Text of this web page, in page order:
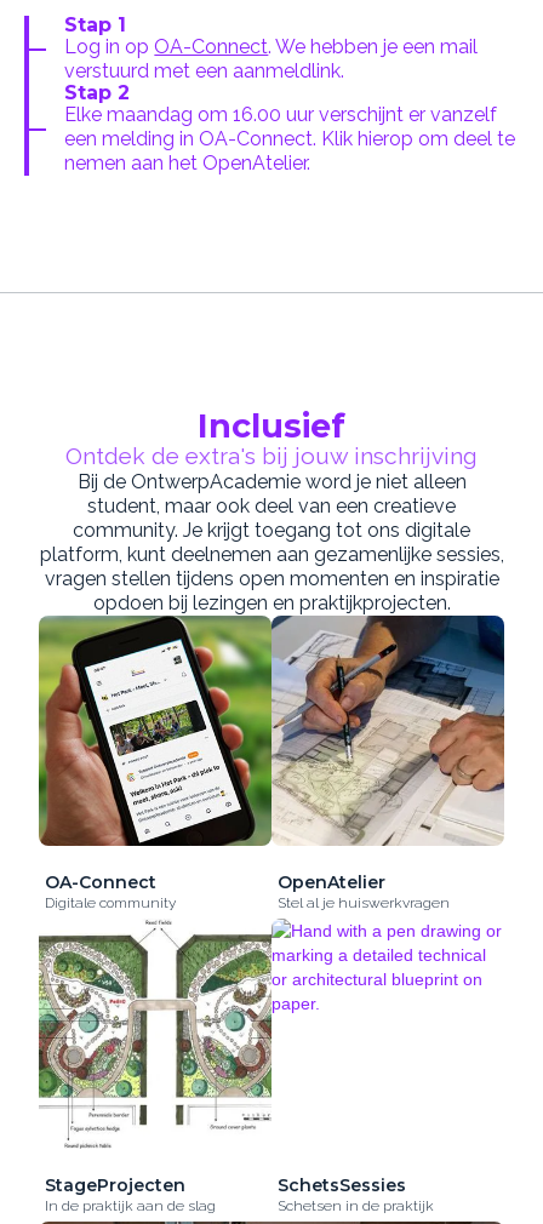
Stap 1
Log in op OA-Connect. We hebben je een mail
verstuurd met een aanmeldlink.
Stap 2
Elke maandag om 16.00 uur verschijnt er vanzelf
een melding in OA-Connect. Klik hierop om deel te
nemen aan het OpenAtelier.
Inclusief
Ontdek de extra's bij jouw inschrijving
Bij de OntwerpAcademie word je niet alleen
student, maar ook deel van een creatieve
community. Je krijgt toegang tot ons digitale
platform, kunt deelnemen aan gezamenlijke sessies,
vragen stellen tijdens open momenten en inspiratie
opdoen bij lezingen en praktijkprojecten.
OA-Connect
Digitale community
OpenAtelier
Stel al je huiswerkvragen
StageProjecten
In de praktijk aan de slag
SchetsSessies
Schetsen in de praktijk